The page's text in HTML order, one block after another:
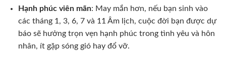
Hạnh phúc viên mãn: May mắn hơn, nếu bạn sinh vào
các tháng 1, 3, 6, 7 và 11 Âm lịch, cuộc đời bạn được dự
báo sẽ hưởng trọn vẹn hạnh phúc trong tình yêu và hôn
nhân, ít gặp sóng gió hay đổ vỡ.